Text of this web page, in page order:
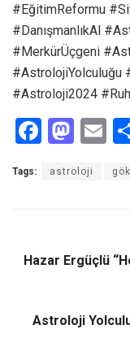
#EğitimReformu
#DanışmanlıkAl
#MerkürÜçgeni
#AstrolojiYolculuğu
#Astroloji2024
F
ce
o
M
st
o
E
Tags: astroloji
Hazar Ergüçlü
Astroloji